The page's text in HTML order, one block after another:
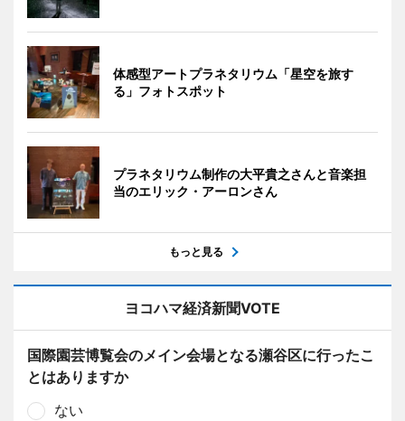
体感型アートプラネタリウム「星空を旅す
る」フォトスポット
プラネタリウム制作の大平貴之さんと音楽担
当のエリック・アーロンさん
もっと見る
ヨコハマ経済新聞VOTE
国際園芸博覧会のメイン会場となる瀬谷区に行ったこ
とはありますか
ない